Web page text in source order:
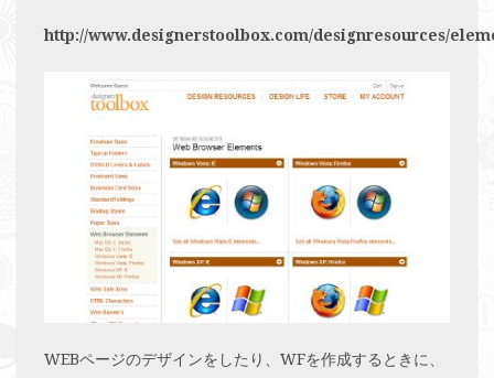
http://www.designerstoolbox.com/designresources/
WEBページのデザインをしたり、WFを作成するときに、